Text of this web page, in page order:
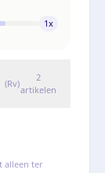
1x
(Rv)
2
artikelen
alleen ter